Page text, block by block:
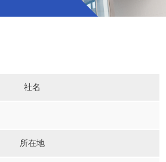
社名
所在地